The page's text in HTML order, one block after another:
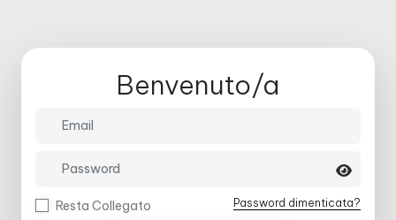
Benvenuto/a
Resta Collegato Password dimenticata?